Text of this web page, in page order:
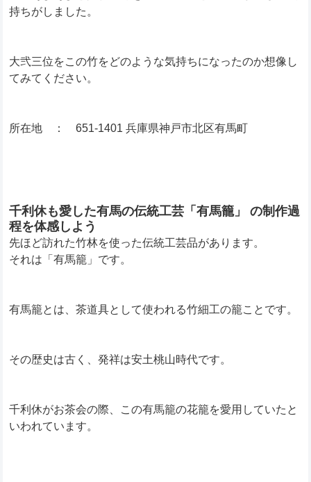
持ちがしました。
大弐三位をこの竹をどのような気持ちになったのか想像し
てみてください。
所在地 ： 651-1401 兵庫県神戸市北区有馬町
千利休も愛した有馬の伝統工芸「有馬籠」 の制作過
程を体感しよう
先ほど訪れた竹林を使った伝統工芸品があります。
それは「有馬籠」です。
有馬籠とは、茶道具として使われる竹細工の籠ことです。
その歴史は古く、発祥は安土桃山時代です。
千利休がお茶会の際、この有馬籠の花籠を愛用していたと
いわれています。